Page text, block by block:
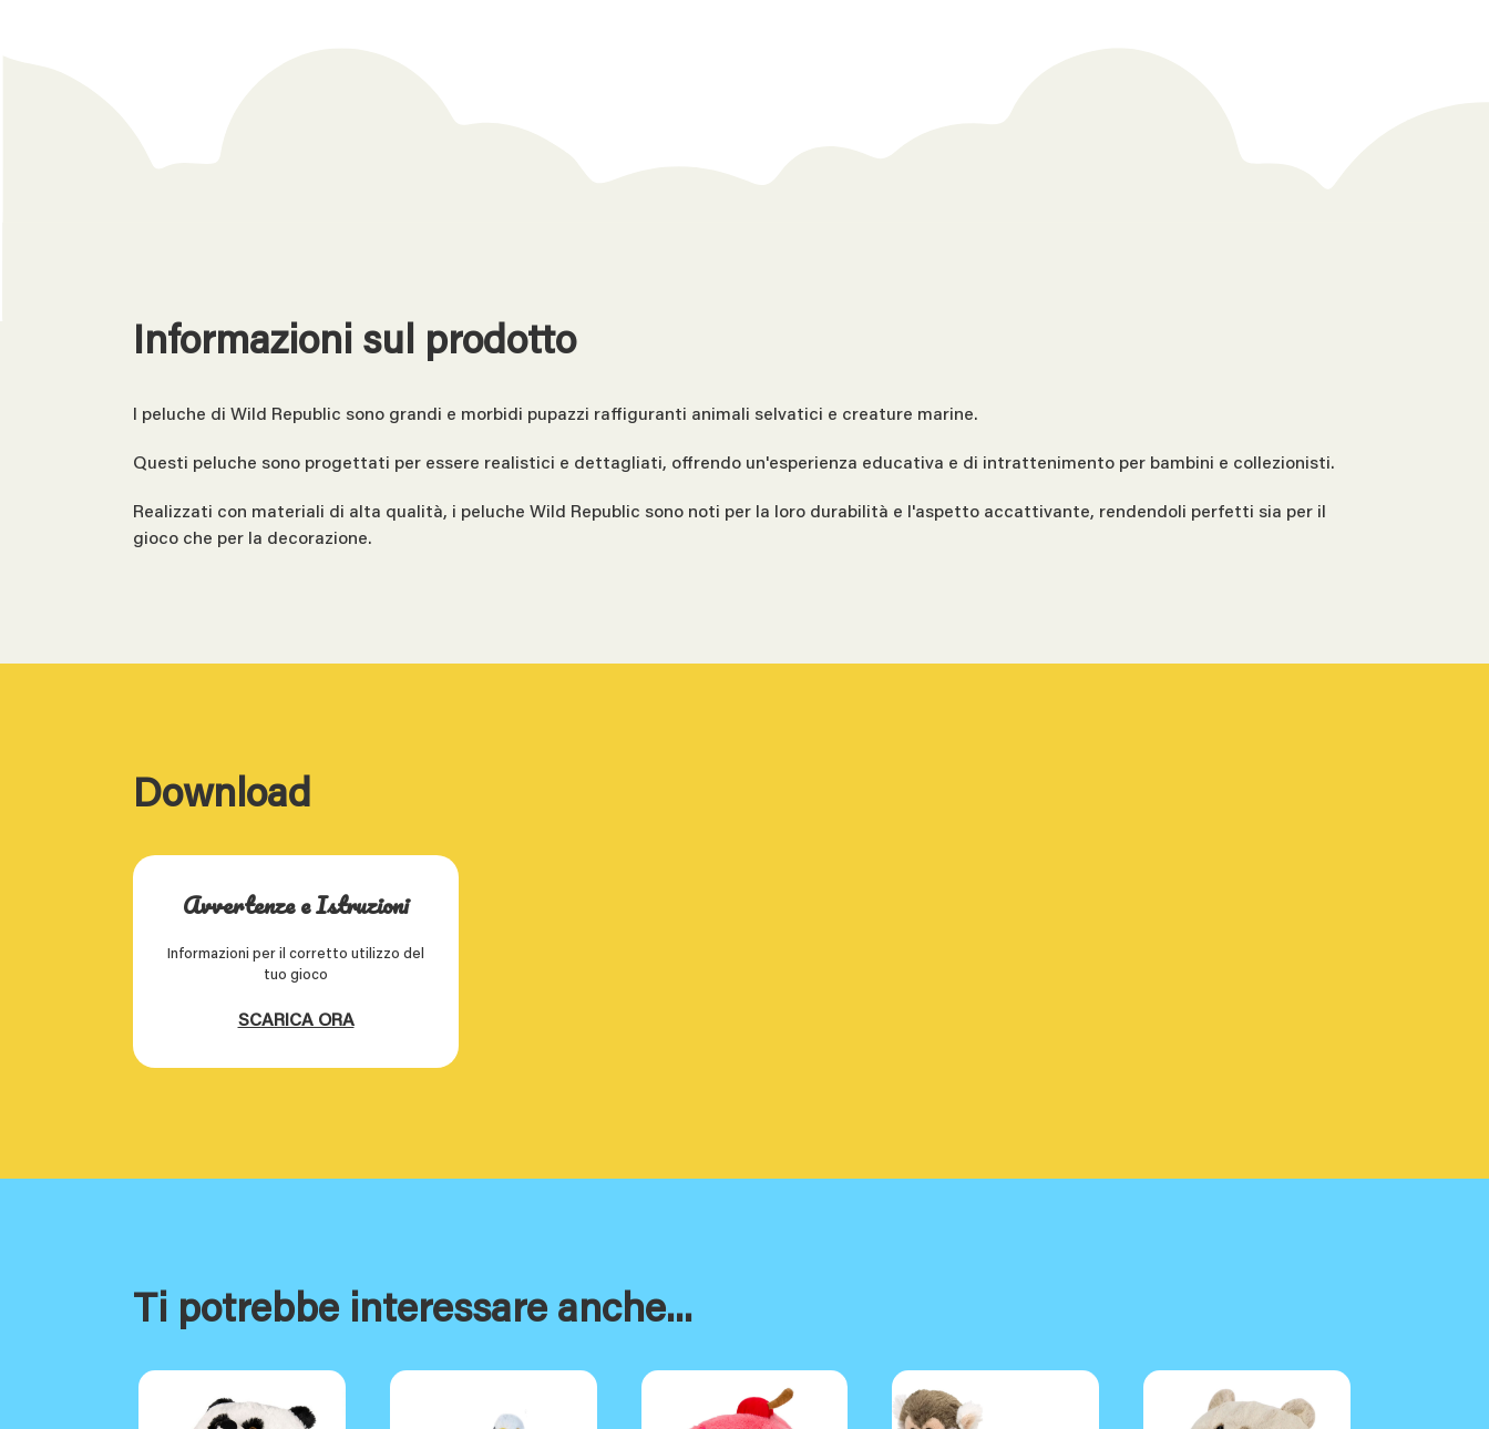
Informazioni sul prodotto
I peluche di Wild Republic sono grandi e morbidi pupazzi raffiguranti animali selvatici e creature marine.
Questi peluche sono progettati per essere realistici e dettagliati, offrendo un'esperienza educativa e di intrattenimento per bambini e collezionisti.
Realizzati con materiali di alta qualità, i peluche Wild Republic sono noti per la loro durabilità e l'aspetto accattivante, rendendoli perfetti sia per il
gioco che per la decorazione.
Download
Avvertenze e Istruzioni
Informazioni per il corretto utilizzo del
tuo gioco
SCARICA ORA
Ti potrebbe interessare anche...